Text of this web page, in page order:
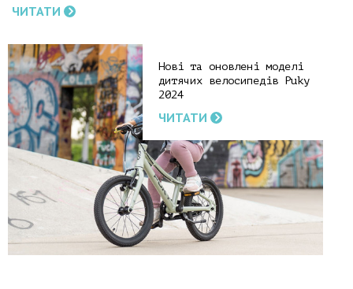
ЧИТАТИ
Нові та оновлені моделі
дитячих велосипедів Puky
2024
ЧИТАТИ